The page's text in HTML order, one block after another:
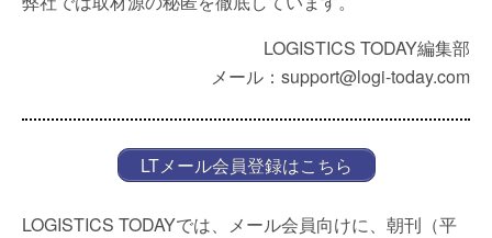
LOGISTICS TODAY編集部
メール：support@logi-today.com
LTメール会員登録はこちら
LOGISTICS TODAYでは、メール会員向けに、朝刊（平